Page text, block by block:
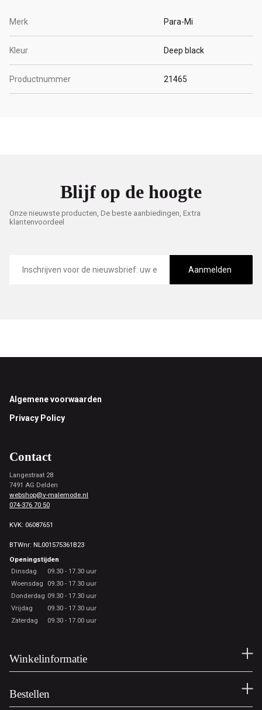
Merk Para-Mi
Kleur Deep black
Productnummer 21465
Blijf op de hoogte
Onze nieuwste producten, De beste aanbiedingen, Extra
klantenvoordeel
mailadres
Aanmelden
Footer
Algemene voorwaarden
Privacy Policy
Contact
Langestraat 28
7491 AG Delden
webshop@v-malemode.nl
074-376 70 50
KVK: 06087651
BTWnr: NL001575361B23
Openingstijden
Dinsdag
09.30 - 17.30 uur
Woensdag
09.30 - 17.30 uur
Donderdag 09.30 - 17.30 uur
Vrijdag
09.30 - 17.30 uur
Zaterdag
09.30 - 17.00 uur
Winkelinformatie
Bestellen